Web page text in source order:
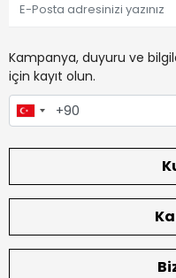
Kampanya, duyuru ve
için kayıt olun.